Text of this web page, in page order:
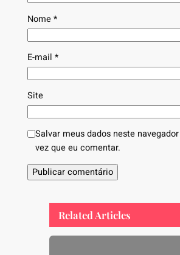
Nome*
E-mail *
Site
Salvar meus dados neste
vez que eu comentar.
Related Articles